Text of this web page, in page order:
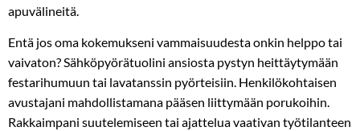
apuvälineitä.
Entä jos oma kokemukseni vammaisuudesta onkin helppo tai
vaivaton? Sähköpyörätuolini ansiosta pystyn heittäytymään
festarihumuun tai lavatanssin pyörteisiin. Henkilökohtaisen
avustajani mahdollistamana pääsen liittymään porukoihin.
Rakkaimpani suutelemiseen tai ajattelua vaativan työtilanteen